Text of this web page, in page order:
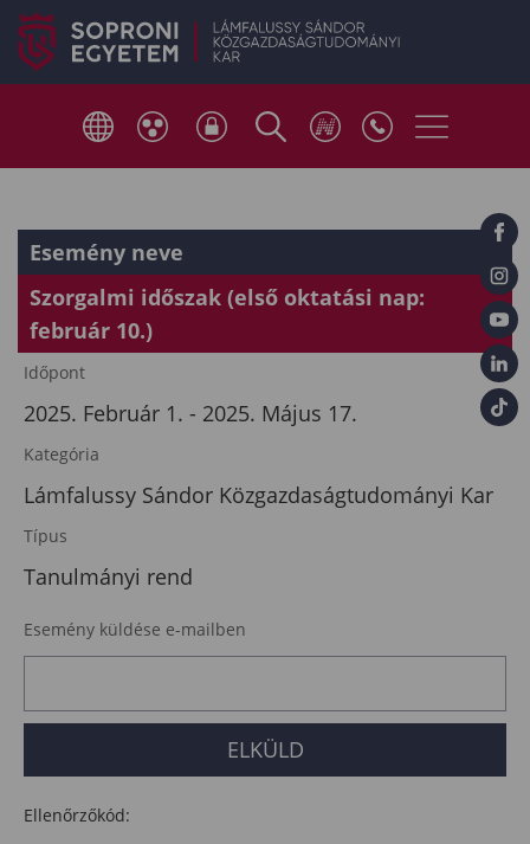
Esemény neve
Szorgalmi időszak (első oktatási nap:
február 10.)
Időpont
2025. Február 1. - 2025. Május 17.
Kategória
Lámfalussy Sándor Közgazdaságtudományi Kar
Típus
Tanulmányi rend
Esemény küldése e-mailben
Ellenőrzőkód: